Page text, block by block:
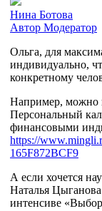
Нина Ботова
Автор Модератор
Ольга, для
индивидуально,
конкретному
Например, можно
Персональный
финансовыми
https://
165F872BCF9
А если хочется
Наталья
интенсиве